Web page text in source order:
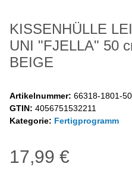
KISSENHÜLLE
UNI "FJELLA" 50
BEIGE
Artikelnummer: 66318-1801-
GTIN: 4056751532211
Kategorie: Fertigprogramm
17,99 €